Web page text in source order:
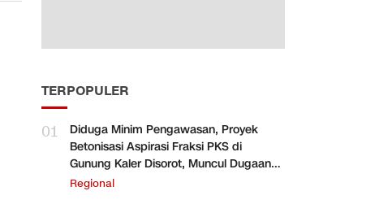
TERPOPULER
01
Diduga Minim Pengawasan, Proyek
Betonisasi Aspirasi Fraksi PKS di
Gunung Kaler Disorot, Muncul Dugaan
Pengurangan Volume
Regional